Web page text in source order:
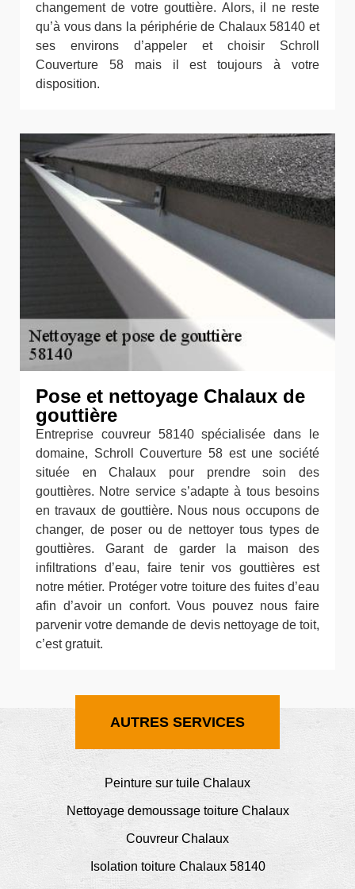
changement de votre gouttière. Alors, il ne reste
qu’à vous dans la périphérie de Chalaux 58140 et
ses environs d’appeler et choisir Schroll
Couverture 58 mais il est toujours à votre
disposition.
Pose et nettoyage Chalaux de
gouttière
Entreprise couvreur 58140 spécialisée dans le
domaine, Schroll Couverture 58 est une société
située en Chalaux pour prendre soin des
gouttières. Notre service s’adapte à tous besoins
en travaux de gouttière. Nous nous occupons de
changer, de poser ou de nettoyer tous types de
gouttières. Garant de garder la maison des
infiltrations d’eau, faire tenir vos gouttières est
notre métier. Protéger votre toiture des fuites d’eau
afin d’avoir un confort. Vous pouvez nous faire
parvenir votre demande de devis nettoyage de toit,
c’est gratuit.
AUTRES SERVICES
Peinture sur tuile Chalaux
Nettoyage demoussage toiture Chalaux
Couvreur Chalaux
Isolation toiture Chalaux 58140